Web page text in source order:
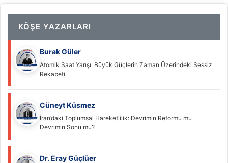
KÖŞE YAZARLARI
Burak Güler
Atomik Saat Yarışı: Büyük Güçlerin Zaman Üzerindeki Sessiz
Rekabeti
Cüneyt Küsmez
İran’daki Toplumsal Hareketlilik: Devrimin Reformu mu
Devrimin Sonu mu?
Dr. Eray Güçlüer